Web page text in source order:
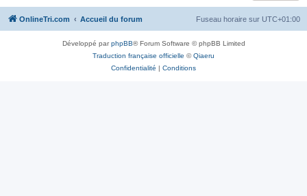
OnlineTri.com Accueil du forum Fuseau horaire sur UTC+01:00
Développé parphpBB® Forum Software © phpBB Limited
Traduction française officielle ©Qiaeru
Confidentialité
Conditions